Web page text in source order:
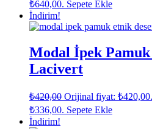
₺640,00. Sepete Ekle
İndirim!
Modal İpek
Lacivert
₺420,00 Orijinal fiyat: ₺420,00.
₺336,00. Sepete Ekle
İndirim!